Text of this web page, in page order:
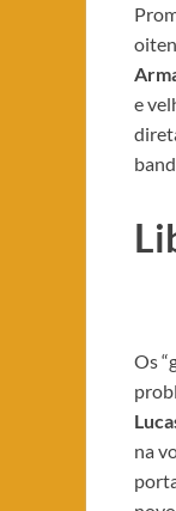
e
Os
na